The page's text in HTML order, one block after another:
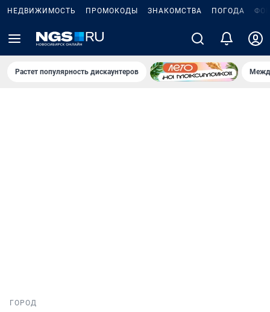
НЕДВИЖИМОСТЬ ПРОМОКОДЫ ЗНАКОМСТВА ПОГОДА
Растет популярность дискаунтеров
ГОРОД